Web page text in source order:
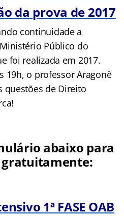
da prova de 2017
continuidade a
Público do
foi realizada em 2017.
19h, o professor Aragonê
questões de Direito
abaixo para
gratuitamente:
1ª FASE OAB